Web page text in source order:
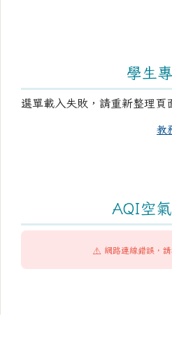
學生
選單載入失敗，請重新整理頁
教
AQI空
⚠️ 網路連線錯誤，請